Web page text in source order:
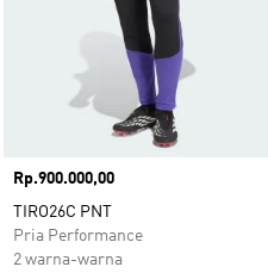
Harga
Rp.900.000,00
TIRO26C PNT
Pria Performance
2 warna-warna